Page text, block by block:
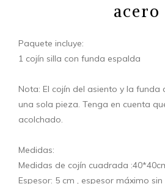
acero
Paquete incluye:
1 cojín silla con funda espalda
Nota: El cojín del asiento y la funda
una sola pieza. Tenga en cuenta
acolchado.
Medidas:
Medidas de cojín cuadrada
Espesor: 5 cm , espesor máximo